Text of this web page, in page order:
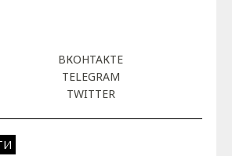
ВКОНТАКТЕ
TELEGRAM
TWITTER